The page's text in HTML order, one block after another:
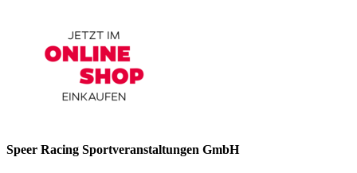
Speer Racing Sportveranstaltungen GmbH